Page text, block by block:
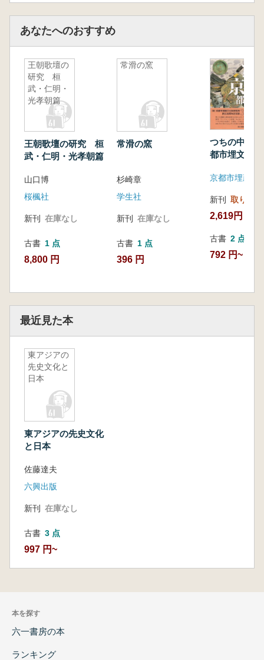
あなたへのおすすめ
王朝歌壇の
研究 桓
武・仁明・
光孝朝篇
王朝歌壇の研究 桓
武・仁明・光孝朝篇
山口博
桜楓社
新刊 在庫なし
古書 1 点
8,800 円
常滑の窯
常滑の窯
杉崎章
学生社
新刊 在庫なし
古書 1 点
396 円
つちの中の
都市埋文研
新刊 取り寄せ
2,619円
古書 2 点
792 円~
最近見た本
東アジアの
先史文化と
日本
東アジアの先史文化
と日本
佐藤達夫
六興出版
新刊 在庫なし
古書 3 点
997 円~
本を探す
六一書房の本
ランキング